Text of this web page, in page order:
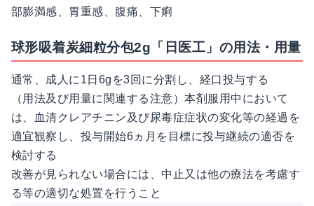
部膨満感、胃重感、腹痛、下痢
球形吸着炭細粒分包2g「日医工」の用法・用量
通常、成人に1日6gを3回に分割し、経口投与する
（用法及び用量に関連する注意）本剤服用中において
は、血清クレアチニン及び尿毒症症状の変化等の経過を
適宜観察し、投与開始6ヵ月を目標に投与継続の適否を
検討する
改善が見られない場合には、中止又は他の療法を考慮す
る等の適切な処置を行うこと